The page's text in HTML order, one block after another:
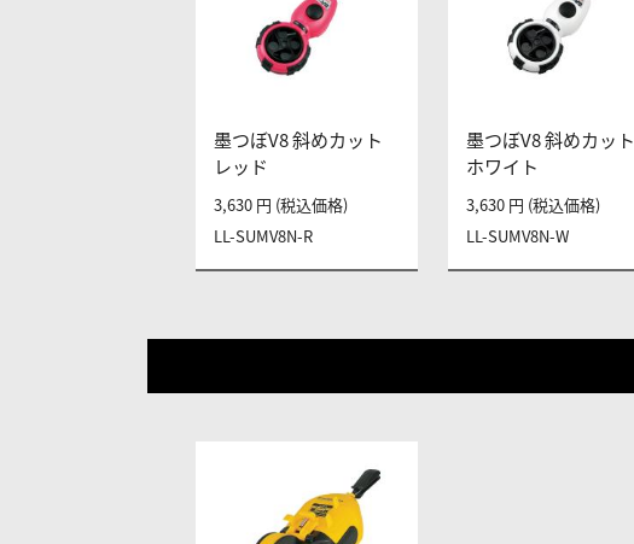
墨つぼV8 斜めカット
レッド
LL-SUMV8N-R
3,630 円 (税込価格)
墨つぼV8 斜めカット
ホワイト
LL-SUMV8N-W
3,630 円 (税込価格)